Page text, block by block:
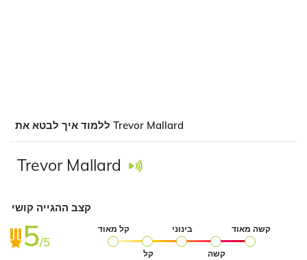
ללמוד איך לבטא את Trevor Mallard
Trevor Mallard
קצב ההגייה קושי
5/5
קל מאוד
קל
בינוני
קשה
קשה מאוד